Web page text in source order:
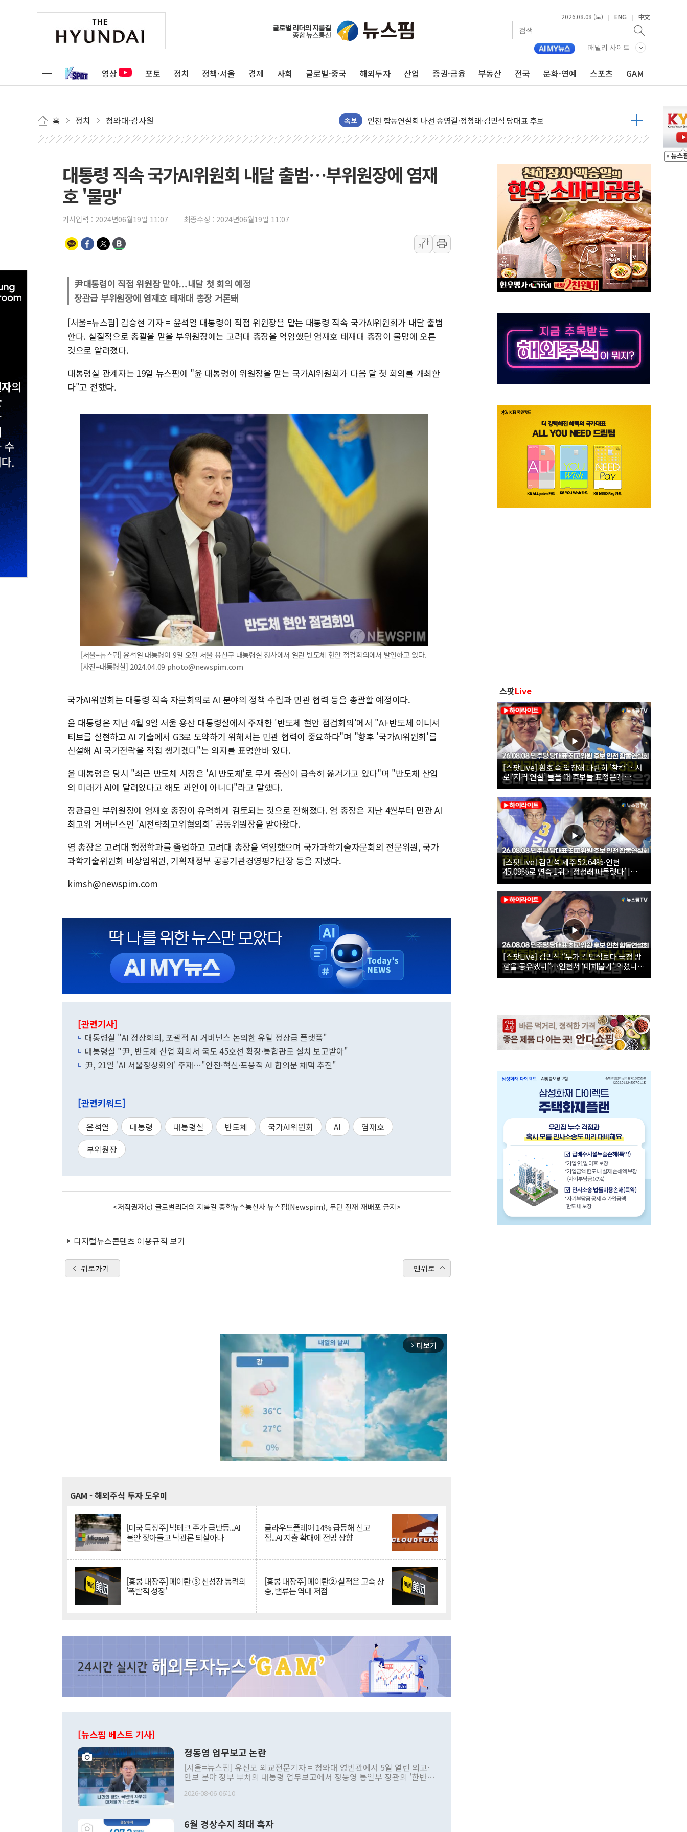
2026.08.08 (토) | ENG | 中文
패밀리 사이트
영상 포토 정치 정책·서울 경제 사회 글로벌·중국 해외투자 산업 증권·금융 부동산 전국 문화·연예 스포츠 GAM
홈 정치 청와대·감사원 속보
울진·영덕 '호우특보'-포항 '산사태 주의보'...경북도, 호우 피해·통제구간 없어
[종합] 김민석, 정청래에 '0.86%p' 차 재역전 성공...金 45.42% vs 鄭 44.56%
김민석, 2주차 제주·인천 경선서 정청래에 승리...47.75% vs 42.08%
인사하는 김민석 당대표 후보
[속보] 민주, 인천 경선 결과 발표...김민석 45.09% 정청래 43.27% 송영길 11.63%
[속보] 민주, 제주 경선 결과 발표...김민석 52.64% 정청래 39.89% 송영길 7.47%
美, 이란전 출구전략 만지작…공습 한계·탄약 부족 현실화
강릉·동해·삼척 시간당 최대 50㎜ 폭우…강원 동해안 강한 비 이어져
폐기물 수거하다 참변…60대 환경미화원 수거차에 치여 사망
서울 중랑구 주택가서 흉기 난동…60대 남성 2명 숨져
李대통령 "결혼 때문에 손해 보는 일 없게"…'결혼 페널티' 22개 과제 손본다
여수 오동도 인근 해상서 모터보트 전복…1명 사망·1명 실종
인천 선재도 갯벌서 해루질 중 실종 60대 나흘만에 숨진 채 발견
인천서 말다툼 중 어머니 흉기 살해 10대 아들 체포
'화합' 꺼낸 김민석에 '뻔뻔' 받아친 정청래…제주 연설서 신경전 고조
李대통령, ISA 개편 재검토 지시…與 "적극 환영"·野 "졸속 국정"
대통령 직속 국가AI위원회 내달 출범…부위원장에 염재
호 '물망'
기사입력 : 2024년06월19일 11:07 최종수정 : 2024년06월19일 11:07
가
가
尹대통령이 직접 위원장 맡아...내달 첫 회의 예정
장관급 부위원장에 염재호 태재대 총장 거론돼
[서울=뉴스핌] 김승현 기자 = 윤석열 대통령이 직접 위원장을 맡는 대통령 직속 국가AI위원회가 내달 출범
한다. 실질적으로 총괄을 맡을 부위원장에는 고려대 총장을 역임했던 염재호 태재대 총장이 물망에 오른
것으로 알려졌다.
대통령실 관계자는 19일 뉴스핌에 "윤 대통령이 위원장을 맡는 국가AI위원회가 다음 달 첫 회의를 개최한
다"고 전했다.
[서울=뉴스핌] 윤석열 대통령이 9일 오전 서울 용산구 대통령실 청사에서 열린 반도체 현안 점검회의에서 발언하고 있다.
[사진=대통령실] 2024.04.09 photo@newspim.com
국가AI위원회는 대통령 직속 자문회의로 AI 분야의 정책 수립과 민관 협력 등을 총괄할 예정이다.
윤 대통령은 지난 4월 9일 서울 용산 대통령실에서 주재한 '반도체 현안 점검회의'에서 "AI-반도체 이니셔
티브를 실현하고 AI 기술에서 G3로 도약하기 위해서는 민관 협력이 중요하다"며 "향후 '국가AI위원회'를
신설해 AI 국가전략을 직접 챙기겠다"는 의지를 표명한바 있다.
윤 대통령은 당시 "최근 반도체 시장은 'AI 반도체'로 무게 중심이 급속히 옮겨가고 있다"며 "반도체 산업
의 미래가 AI에 달려있다고 해도 과언이 아니다"라고 말했다.
장관급인 부위원장에 염재호 총장이 유력하게 검토되는 것으로 전해졌다. 염 총장은 지난 4월부터 민관 AI
최고위 거버넌스인 'AI전략최고위협의회' 공동위원장을 맡아왔다.
염 총장은 고려대 행정학과를 졸업하고 고려대 총장을 역임했으며 국가과학기술자문회의 전문위원, 국가
과학기술위원회 비상임위원, 기획재정부 공공기관경영평가단장 등을 지냈다.
kimsh@newspim.com
[관련기사]
대통령실 "AI 정상회의, 포괄적 AI 거버넌스 논의한 유일 정상급 플랫폼"
대통령실 "尹, 반도체 산업 회의서 국도 45호선 확장·통합관로 설치 보고받아"
尹, 21일 'AI 서울정상회의' 주재…"안전·혁신·포용적 AI 합의문 채택 추진"
[관련키워드]
윤석열 대통령 대통령실 반도체 국가AI위원회 AI
염재호
부위원장
<저작권자(c) 글로벌리더의 지름길 종합뉴스통신사 뉴스핌(Newspim), 무단 전재-재배포 금지>
디지털뉴스콘텐츠 이용규칙 보기
뒤로가기 맨위로
arrow_forward_ios 더보기
GAM - 해외주식 투자 도우미
[미국 특징주] 빅테크 주가 급반등...AI
불안 잦아들고 낙관론 되살아나
클라우드플레어 14% 급등해 신고
점...AI 지출 확대에 전망 상향
[홍콩 대장주] 메이퇀 ③ 신성장 동력의
'폭발적 성장'
[홍콩 대장주] 메이퇀② 실적은 고속 상
승, 밸류는 역대 저점
[뉴스핌 베스트 기사]
정동영 업무보고 논란
[서울=뉴스핌] 유신모 외교전문기자 = 청와대 영빈관에서 5일 열린 외교·
안보 분야 정부 부처의 대통령 업무보고에서 정동영 통일부 장관의 '한반도
발언 중에는 정부 내 조율을 거치지 않은 사안을 정책으로 추진하겠다고 공
주의적 희망에 근거한 비현실적 구상'이라는 비판을 내놨다. 그동안 정 장
2026-08-06 06:10
6월 경상수지 최대 흑자
스팟Live
[스팟Live] 환호 속 입장해 나란히 ‘찰칵’…서
로 ‘저격 연설’ 들을 때 후보들 표정은? |
26.08.08 더불어민주당 당대표·최고위원 후
보 인천 합동연설회
[스팟Live] 김민석 제주 52.64%·인천
45.09%로 연속 1위…정청래 따돌렸다’ |
26.08.08 더불어민주당 당대표·최고위원 후
보 인천 합동연설회
[스팟Live] 김민석 “누가 김민석보다 국정 방
향을 공유했나”…인천서 ‘대체불가’ 외쳤다 |
26.08.08 더불어민주당 당대표·최고위원 후